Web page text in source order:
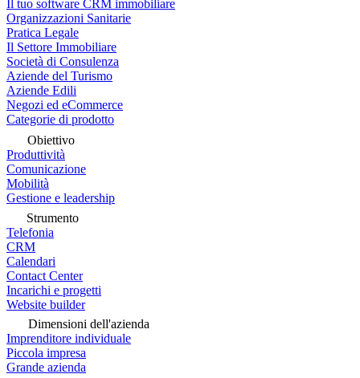
Il tuo software CRM immobiliare
Organizzazioni Sanitarie
Pratica Legale
Il Settore Immobiliare
Società di Consulenza
Aziende del Turismo
Aziende Edili
Negozi ed eCommerce
Categorie di prodotto
Obiettivo
Produttività
Comunicazione
Mobilità
Gestione e leadership
Strumento
Telefonia
CRM
Calendari
Contact Center
Incarichi e progetti
Website builder
Dimensioni dell'azienda
Imprenditore individuale
Piccola impresa
Grande azienda